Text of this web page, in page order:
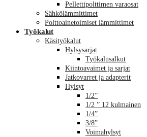
Pellettipolttimen varaosat
Sähkölämmittimet
Polttoainetoimiset lämmittimet
Työkalut
Käsityökalut
Hylsysarjat
Työkalusalkut
Kiintoavaimet ja sarjat
Jatkovarret ja adapterit
Hylsyt
1/2”
1/2 ” 12 kulmainen
1/4”
3/8”
Voimahylsyt